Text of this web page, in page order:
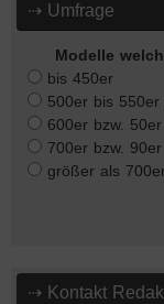
⇢ Umfrage
Modelle
bis 450er
500er bis 550er
600er bzw. 50er
700er bzw. 90er
größer als
⇢ Kontakt